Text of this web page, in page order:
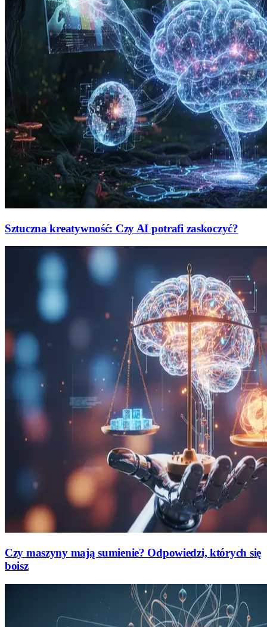
Sztuczna kreatywność: Czy AI potrafi zaskoczyć?
Czy maszyny mają sumienie? Odpowiedzi, których się
boisz